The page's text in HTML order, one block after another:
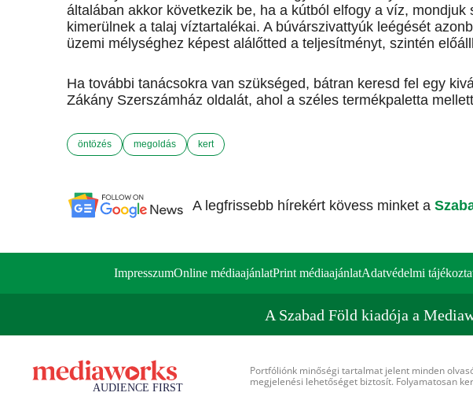
általában akkor következik be, ha a kútból elfogy a víz, mondjuk
kimerülnek a talaj víztartalékai. A búvárszivattyúk leégését
üzemi mélységhez képest alálőtted a teljesítményt, szintén
Ha további tanácsokra van szükséged, bátran keresd fel egy
Zákány Szerszámház oldalát, ahol a széles termékpaletta
öntözés megoldás kert
A legfrissebb hírekért kövess minket a
ImpresszumOnline médiaajánlatPrint médiaajánlatAdatvédelmi
A Szabad Föld kiadója a
Portfóliónk minőségi tartalmat jelent minden
megjelenési lehetőséget biztosít. Folyamatosan